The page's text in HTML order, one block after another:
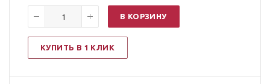
В КОРЗИНУ
КУПИТЬ В 1 КЛИК